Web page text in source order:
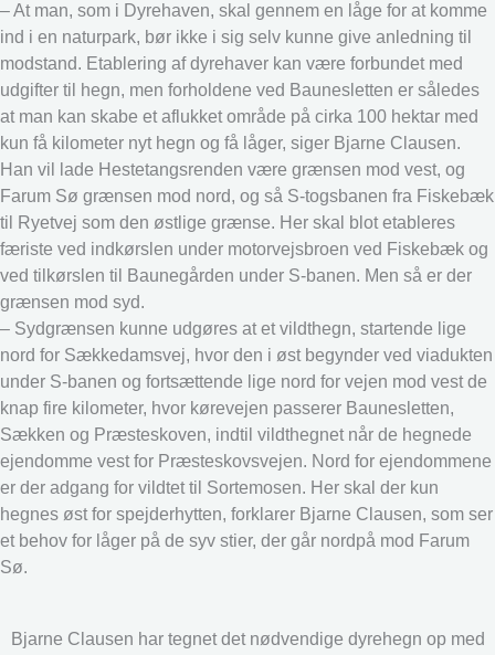
– At man, som i Dyrehaven, skal gennem en låge for at komme
ind i en naturpark, bør ikke i sig selv kunne give anledning til
modstand. Etablering af dyrehaver kan være forbundet med
udgifter til hegn, men forholdene ved Baunesletten er således
at man kan skabe et aflukket område på cirka 100 hektar med
kun få kilometer nyt hegn og få låger, siger Bjarne Clausen.
Han vil lade Hestetangsrenden være grænsen mod vest, og
Farum Sø grænsen mod nord, og så S-togsbanen fra Fiskebæk
til Ryetvej som den østlige grænse. Her skal blot etableres
færiste ved indkørslen under motorvejsbroen ved Fiskebæk og
ved tilkørslen til Baunegården under S-banen. Men så er der
grænsen mod syd.
– Sydgrænsen kunne udgøres at et vildthegn, startende lige
nord for Sækkedamsvej, hvor den i øst begynder ved viadukten
under S-banen og fortsættende lige nord for vejen mod vest de
knap fire kilometer, hvor kørevejen passerer Baunesletten,
Sækken og Præsteskoven, indtil vildthegnet når de hegnede
ejendomme vest for Præsteskovsvejen. Nord for ejendommene
er der adgang for vildtet til Sortemosen. Her skal der kun
hegnes øst for spejderhytten, forklarer Bjarne Clausen, som ser
et behov for låger på de syv stier, der går nordpå mod Farum
Sø.
Bjarne Clausen har tegnet det nødvendige dyrehegn op med